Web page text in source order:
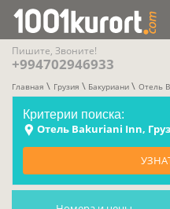
Пишите, Звоните!
+994702946933
Главная Грузия Бакуриани Отель
Критерии поиска:
Отель Bakuriani Inn,